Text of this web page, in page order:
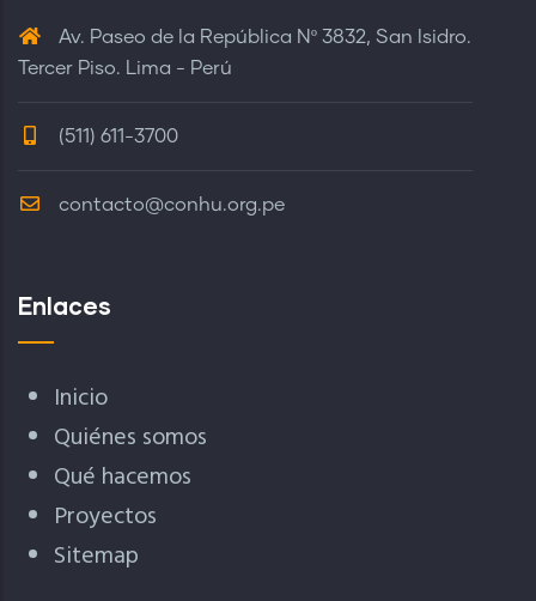
Av. Paseo de la República Nº 3832, San Isidro.
Tercer Piso. Lima - Perú
(511) 611-3700
contacto@conhu.org.pe
Enlaces
Inicio
Quiénes somos
Qué hacemos
Proyectos
Sitemap